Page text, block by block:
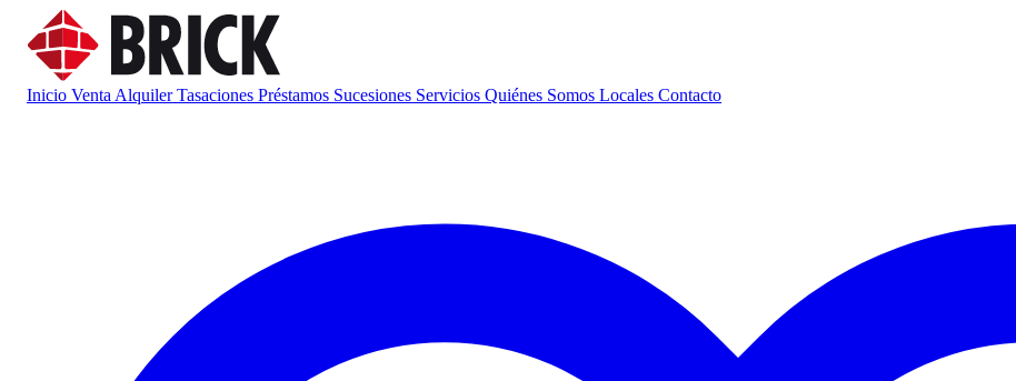
Inicio Venta AlquilerTasaciones Préstamos Sucesiones Servicios Quiénes Somos Locales Contacto